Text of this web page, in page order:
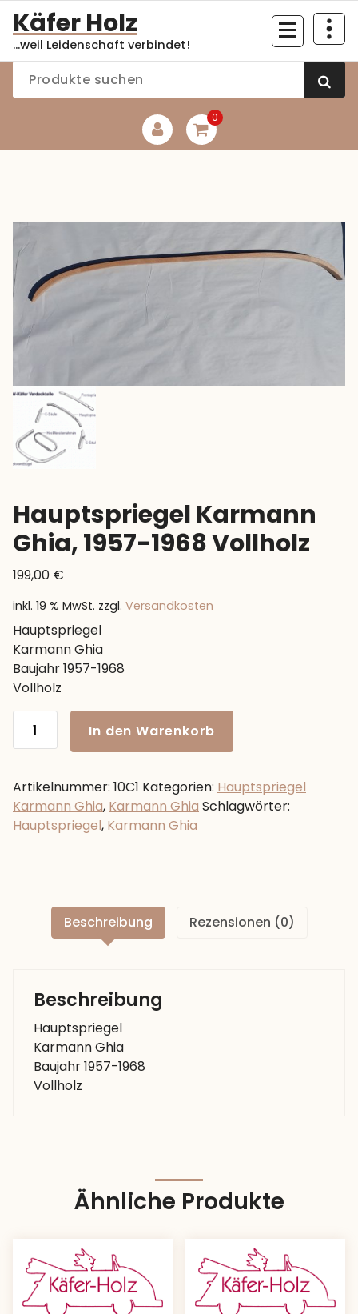
Inhalt
springen
Käfer Holz
...weil Leidenschaft verbindet!
0
Hauptspriegel Karmann
Ghia, 1957-1968 Vollholz
199,00 €
inkl. 19 % MwSt. zzgl. Versandkosten
Hauptspriegel
Karmann Ghia
Baujahr 1957-1968
Vollholz
Hauptspriegel
Karmann
1968
Vollholz
Menge
In den Warenkorb
Artikelnummer: 10C1 Kategorien: Hauptspriegel
Karmann Ghia, Karmann Ghia Schlagwörter:
Hauptspriegel, Karmann Ghia
Beschreibung Rezensionen (0)
Beschreibung
Hauptspriegel
Karmann Ghia
Baujahr 1957-1968
Vollholz
Ähnliche Produkte